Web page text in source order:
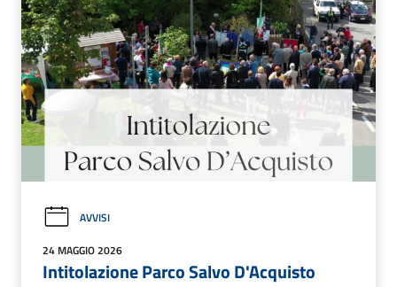
AVVISI
24 MAGGIO 2026
Intitolazione Parco Salvo D'Acquisto